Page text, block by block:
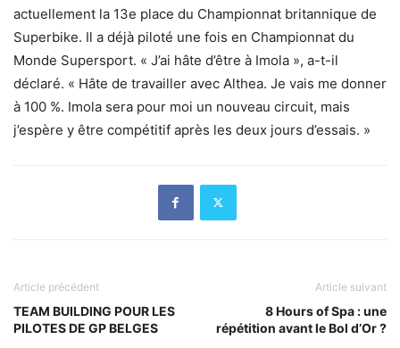
actuellement la 13e place du Championnat britannique de
Superbike. Il a déjà piloté une fois en Championnat du
Monde Supersport. « J’ai hâte d’être à Imola », a-t-il
déclaré. « Hâte de travailler avec Althea. Je vais me donner
à 100 %. Imola sera pour moi un nouveau circuit, mais
j’espère y être compétitif après les deux jours d’essais. »
Article précédent
TEAM BUILDING POUR LES
PILOTES DE GP BELGES
Article suivant
8 Hours of Spa : une
répétition avant le Bol d’Or ?